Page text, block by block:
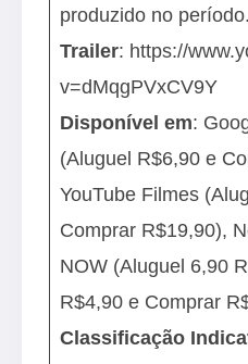
produzido no período.
Trailer: https://
v=dMqgPVxCV9Y
Disponível em:
(Aluguel R$6,90 e
YouTube Filmes
Comprar R$19,90),
NOW (Aluguel 6,90
R$4,90 e Comprar
Classificação